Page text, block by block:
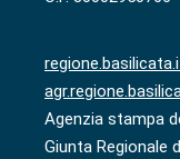
Agenzia stampa
Giunta Regionale